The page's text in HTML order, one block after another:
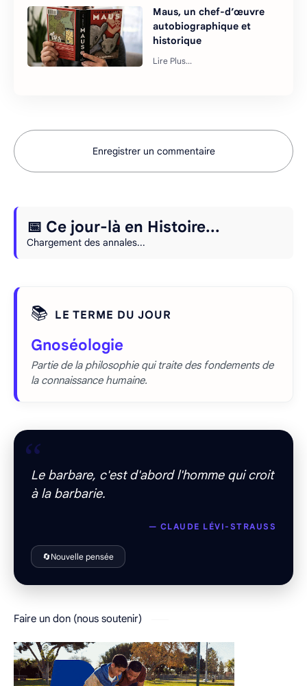
Maus, un chef-d’œuvre
autobiographique et
historique
Enregistrer un commentaire
📅 Ce jour-là en Histoire...
Chargement des annales...
📚 LE TERME DU JOUR
Gnoséologie
Partie de la philosophie qui traite des fondements de
la connaissance humaine.
“
Le barbare, c'est d'abord l'homme qui croit
à la barbarie.
— CLAUDE LÉVI-STRAUSS
🔄Nouvelle pensée
Faire un don (nous soutenir)